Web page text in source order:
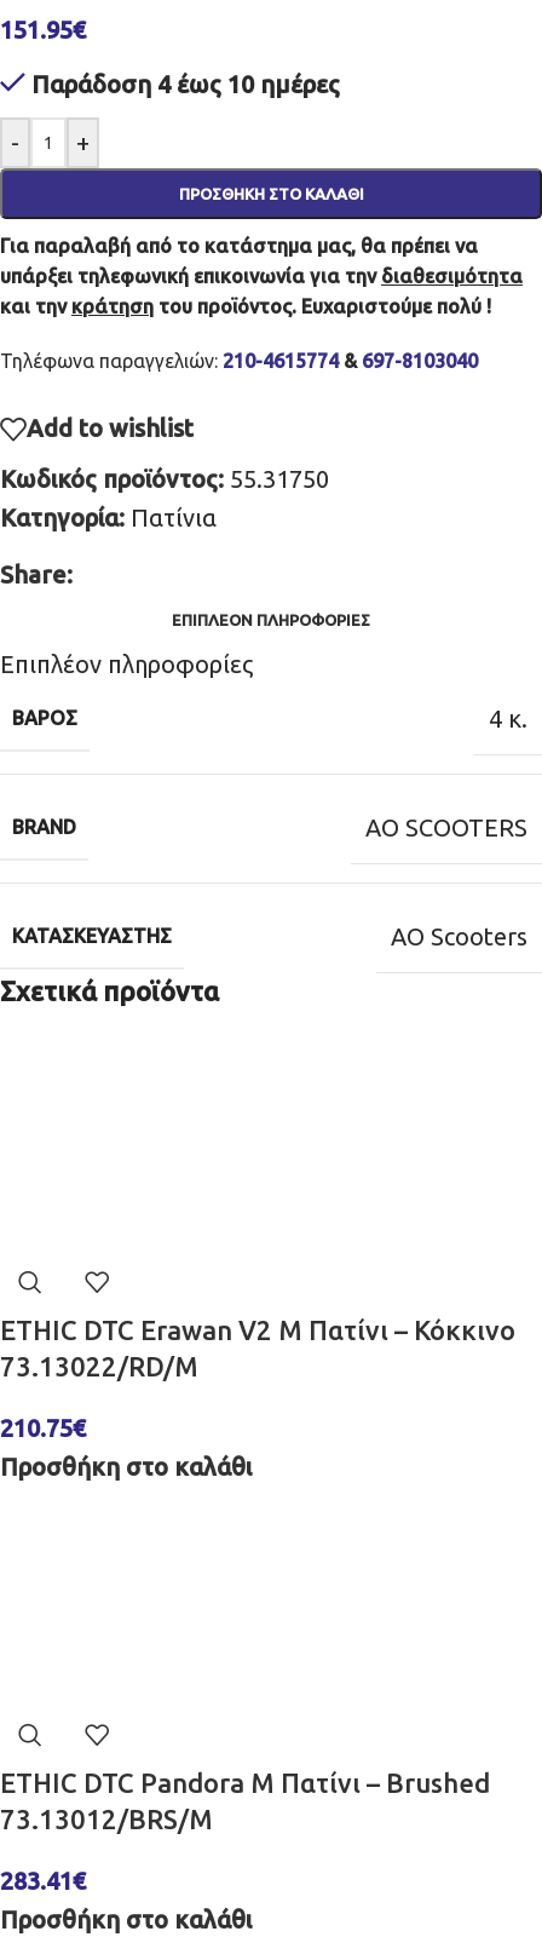
151.95€
Παράδοση 4 έως 10 ημέρες
- +
ΠΡΟΣΘΉΚΗ ΣΤΟ ΚΑΛΆΘΙ
Για παραλαβή από το κατάστημα μας, θα πρέπει να
υπάρξει τηλεφωνική επικοινωνία για την διαθεσιμότητα
και την κράτηση του προϊόντος. Ευχαριστούμε πολύ !
Τηλέφωνα παραγγελιών: 210-4615774& 697-8103040
Add to wishlist
Κωδικός προϊόντος: 55.31750
Κατηγορία: Πατίνια
Share:
ΕΠΙΠΛΈΟΝ ΠΛΗΡΟΦΟΡΊΕΣ
Επιπλέον πληροφορίες
ΒΆΡΟΣ 4 κ.
BRAND AO SCOOTERS
ΚΑΤΑΣΚΕΥΑΣΤΉΣ AO Scooters
Σχετικά προϊόντα
ETHIC DTC Erawan V2 M Πατίνι – Κόκκινο
73.13022/RD/M
210.75€
Προσθήκη στο καλάθι
ETHIC DTC Pandora M Πατίνι – Brushed
73.13012/BRS/M
283.41€
Προσθήκη στο καλάθι